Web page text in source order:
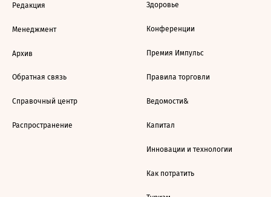
Редакция
Менеджмент
Архив
Обратная связь
Справочный центр
Распространение
Здоровье
Конференции
Премия Импульс
Правила торговли
Ведомости&
Капитал
Инновации и технологии
Как потратить